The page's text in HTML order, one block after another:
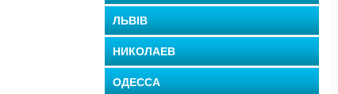
ЛЬВІВ
НИКОЛАЕВ
ОДЕССА